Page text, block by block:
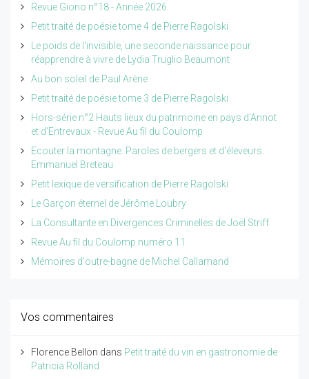
Revue Giono n°18 - Année 2026
Petit traité de poésie tome 4 de Pierre Ragolski
Le poids de l'invisible, une seconde naissance pour
réapprendre à vivre de Lydia Truglio Beaumont
Au bon soleil de Paul Arène
Petit traité de poésie tome 3 de Pierre Ragolski
Hors-série n°2 Hauts lieux du patrimoine en pays d'Annot
et d'Entrevaux - Revue Au fil du Coulomp
Ecouter la montagne. Paroles de bergers et d'éleveurs.
Emmanuel Breteau
Petit lexique de versification de Pierre Ragolski
Le Garçon éternel de Jérôme Loubry
La Consultante en Divergences Criminelles de Joël Striff
Revue Au fil du Coulomp numéro 11
Mémoires d'outre-bagne de Michel Callamand
Vos commentaires
Florence Bellon dans Petit traité du vin en gastronomie de
Patricia Rolland